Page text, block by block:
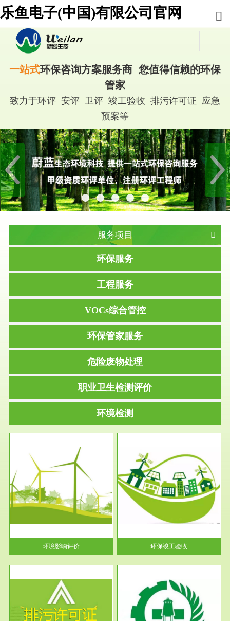
乐鱼电子(中国)有限公司官网
一站式环保咨询方案服务商 您值得信赖的环保
管家
致力于环评 安评 卫评 竣工验收 排污许可证 应急
预案等
服务项目
环保服务
工程服务
VOCs综合管控
环保管家服务
危险废物处理
职业卫生检测评价
环境检测
环境影响评价
服务范围
环保竣工验收
根据《建设项目环境保护管理条
例》第十七条 编制环境影响报
告书、...
环保竣工验收
服务范围